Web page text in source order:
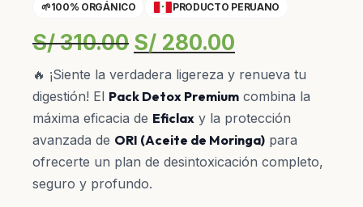
🌱100% ORGÁNICO PRODUCTO PERUANO
S/310.00 El
precio
original
era:
S/ 310.00.
S/ 280.00
precio
actual
es:
S/ 280.00.
🔥 ¡Siente la verdadera ligereza y renueva tu
digestión! El Pack Detox Premium combina la
máxima eficacia de Eficlax y la protección
avanzada de ORI (Aceite de Moringa) para
ofrecerte un plan de desintoxicación completo,
seguro y profundo.